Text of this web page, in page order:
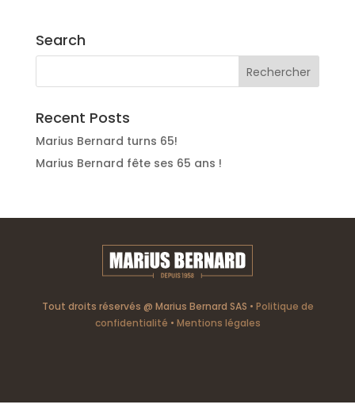
Search
Recent Posts
Marius Bernard turns 65!
Marius Bernard fête ses 65 ans !
Tout droits réservés @ Marius Bernard SAS • Politique de
confidentialité • Mentions légales